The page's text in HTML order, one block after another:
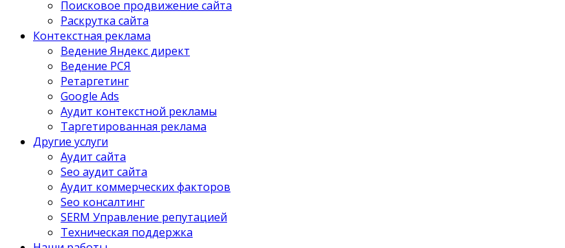
Поисковое продвижение сайта
Раскрутка сайта
Контекстная реклама
Ведение Яндекс директ
Ведение РСЯ
Ретаргетинг
Google Ads
Аудит контекстной рекламы
Таргетированная реклама
Другие услуги
Аудит сайта
Seo аудит сайта
Аудит коммерческих факторов
Seo консалтинг
SERM Управление репутацией
Техническая поддержка